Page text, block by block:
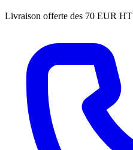
Livraison offerte des 70 EUR HT